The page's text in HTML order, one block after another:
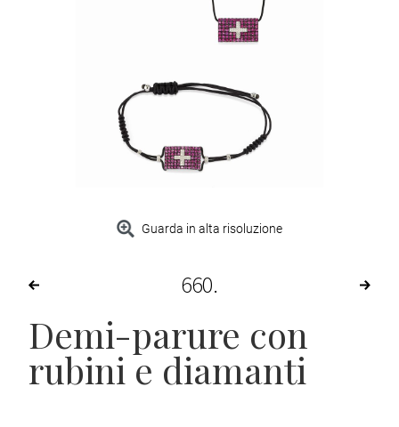
Guarda in alta risoluzione
660
Demi-parure con
rubini e diamanti